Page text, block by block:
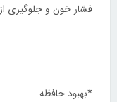
فشار خون و جلوگیری
*بهبود حافظه